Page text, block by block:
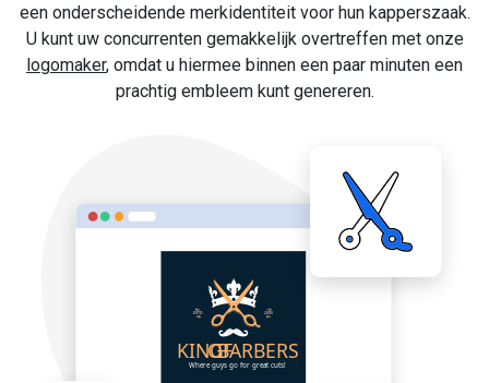
een onderscheidende merkidentiteit voor hun kapperszaak.
U kunt uw concurrenten gemakkelijk overtreffen met onze
logomaker, omdat u hiermee binnen een paar minuten een
prachtig embleem kunt genereren.